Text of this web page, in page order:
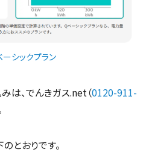
シックプラン
は、でんきガス.net（0120-911-
とおりです。